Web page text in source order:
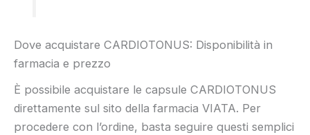
Dove acquistare CARDIOTONUS: Disponibilità in
farmacia e prezzo
È possibile acquistare le capsule CARDIOTONUS
direttamente sul sito della farmacia VIATA. Per
procedere con l’ordine, basta seguire questi semplici